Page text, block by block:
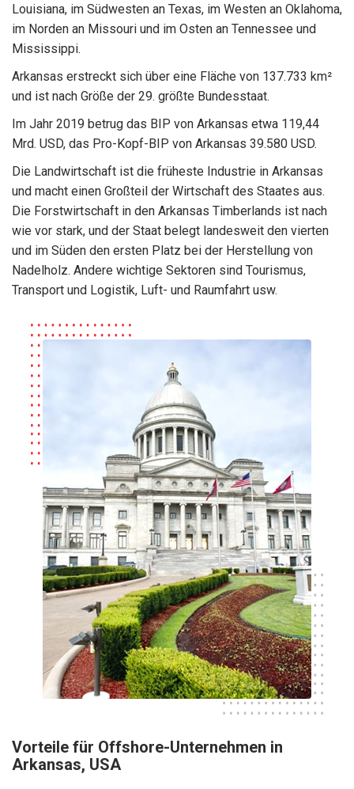
Louisiana, im Südwesten an Texas, im Westen an Oklahoma,
im Norden an Missouri und im Osten an Tennessee und
Mississippi.
Arkansas erstreckt sich über eine Fläche von 137.733 km²
und ist nach Größe der 29. größte Bundesstaat.
Im Jahr 2019 betrug das BIP von Arkansas etwa 119,44
Mrd. USD, das Pro-Kopf-BIP von Arkansas 39.580 USD.
Die Landwirtschaft ist die früheste Industrie in Arkansas
und macht einen Großteil der Wirtschaft des Staates aus.
Die Forstwirtschaft in den Arkansas Timberlands ist nach
wie vor stark, und der Staat belegt landesweit den vierten
und im Süden den ersten Platz bei der Herstellung von
Nadelholz. Andere wichtige Sektoren sind Tourismus,
Transport und Logistik, Luft- und Raumfahrt usw.
Vorteile für Offshore-Unternehmen in
Arkansas, USA